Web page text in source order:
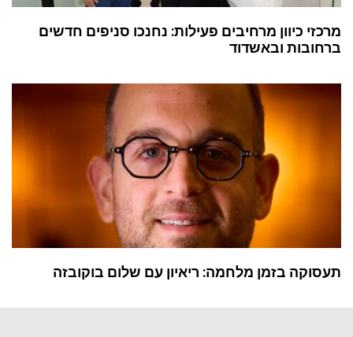
מרכזי כיוון מרחיבים פעילות: נחנכו סניפים חדשים
ברחובות ובאשדוד
תעסוקה בזמן מלחמה: ריאיון עם שלום בוקובזה